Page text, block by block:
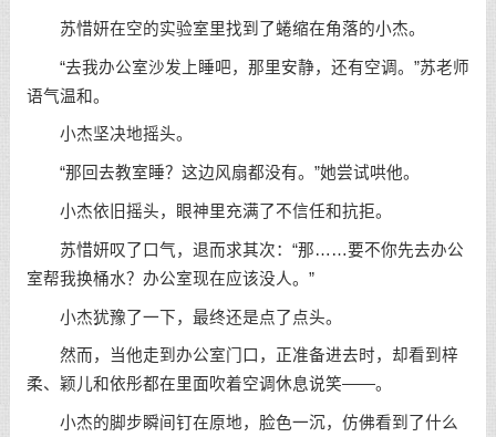
苏惜妍在空的实验室里找到了蜷缩在角落的小杰。
“去我办公室沙发上睡吧，那里安静，还有空调。”苏老师
语气温和。
小杰坚决地摇头。
“那回去教室睡？这边风扇都没有。”她尝试哄他。
小杰依旧摇头，眼神里充满了不信任和抗拒。
苏惜妍叹了口气，退而求其次：“那……要不你先去办公
室帮我换桶水？办公室现在应该没人。”
小杰犹豫了一下，最终还是点了点头。
然而，当他走到办公室门口，正准备进去时，却看到梓
柔、颖儿和依彤都在里面吹着空调休息说笑——。
小杰的脚步瞬间钉在原地，脸色一沉，仿佛看到了什么